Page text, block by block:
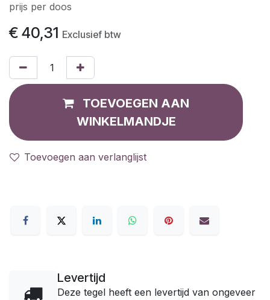
prijs per doos
€ 40,31 Exclusief btw
TOEVOEGEN AAN
WINKELMANDJE
Toevoegen aan verlanglijst
Levertijd
Deze tegel heeft een levertijd van ongeveer